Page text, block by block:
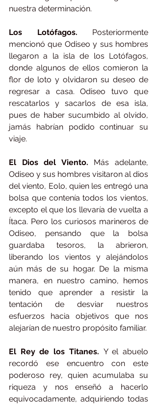
nuestra determinación.
Los Lotófagos. Posteriormente
mencionó que Odiseo y sus hombres
llegaron a la isla de los Lotófagos,
donde algunos de ellos comieron la
flor de loto y olvidaron su deseo de
regresar a casa. Odiseo tuvo que
rescatarlos y sacarlos de esa isla,
pues de haber sucumbido al olvido,
jamás habrían podido continuar su
viaje.
El Dios del Viento. Más adelante,
Odiseo y sus hombres visitaron al dios
del viento, Eolo, quien les entregó una
bolsa que contenía todos los vientos,
excepto el que los llevaría de vuelta a
Ítaca. Pero los curiosos marineros de
Odiseo, pensando que la bolsa
guardaba tesoros, la abrieron,
liberando los vientos y alejándolos
aún más de su hogar. De la misma
manera, en nuestro camino, hemos
tenido que aprender a resistir la
tentación de desviar nuestros
esfuerzos hacia objetivos que nos
alejarían de nuestro propósito familiar.
El Rey de los Titanes. Y el abuelo
recordó ese encuentro con este
poderoso rey, quien acumulaba su
riqueza y nos enseñó a hacerlo
equivocadamente, adquiriendo todas